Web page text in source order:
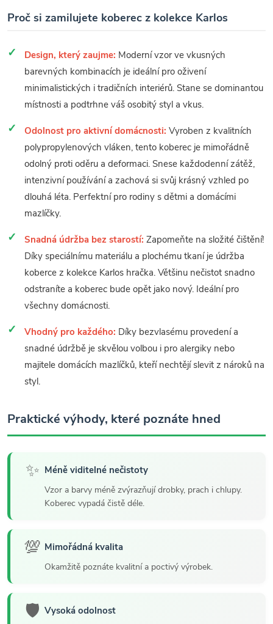
Proč si zamilujete koberec z kolekce Karlos
Design, který zaujme: Moderní vzor ve vkusných
barevných kombinacích je ideální pro oživení
minimalistických i tradičních interiérů. Stane se dominantou
místnosti a podtrhne váš osobitý styl a vkus.
Odolnost pro aktivní domácnosti: Vyroben z kvalitních
polypropylenových vláken, tento koberec je mimořádně
odolný proti oděru a deformaci. Snese každodenní zátěž,
intenzivní používání a zachová si svůj krásný vzhled po
dlouhá léta. Perfektní pro rodiny s dětmi a domácími
mazlíčky.
Snadná údržba bez starostí: Zapomeňte na složité čištění!
Díky speciálnímu materiálu a plochému tkaní je údržba
koberce z kolekce Karlos hračka. Většinu nečistot snadno
odstraníte a koberec bude opět jako nový. Ideální pro
všechny domácnosti.
Vhodný pro každého: Díky bezvlasému provedení a
snadné údržbě je skvělou volbou i pro alergiky nebo
majitele domácích mazlíčků, kteří nechtějí slevit z nároků na
styl.
Praktické výhody, které poznáte hned
✨ Méně viditelné nečistoty
Vzor a barvy méně zvýrazňují drobky, prach i chlupy.
Koberec vypadá čistě déle.
💯 Mimořádná kvalita
Okamžitě poznáte kvalitní a poctivý výrobek.
🛡️ Vysoká odolnost